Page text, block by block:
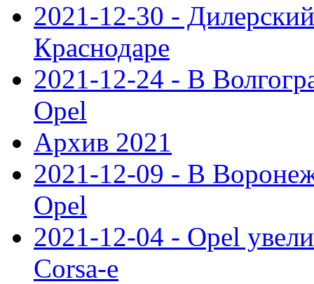
2021-12-30 -
Краснодаре
2021-12-24 - В
Opel
Архив 2021
2021-12-09 - В
Opel
2021-12-04 - Opel
Corsa-e